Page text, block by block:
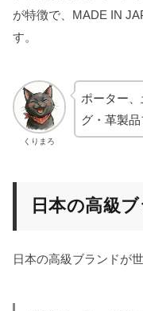
が特徴で、MADE IN
す。
くりまろ
ポーター
グ・革製品
日本の高級
日本の高級ブランドが